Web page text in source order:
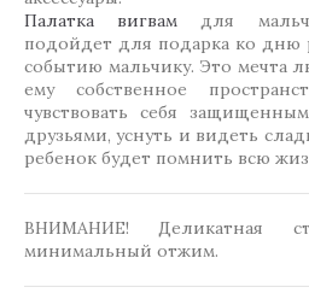
Палатка вигвам для
подойдет для подарка ко
событию мальчику. Это мечта
ему собственное
чувствовать себя
друзьями, уснуть и видеть
ребенок будет помнить всю
ВНИМАНИЕ! Деликатная
минимальный отжим.